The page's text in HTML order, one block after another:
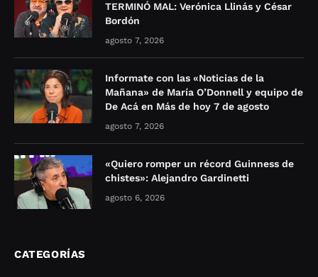
TERMINÓ MAL: Verónica Llinás y César
Bordón
agosto 7, 2026
Informate con las «Noticias de la
Mañana» de María O’Donnell y equipo de
De Acá en Más de hoy 7 de agosto
agosto 7, 2026
«Quiero romper un récord Guinness de
chistes»: Alejandro Gardinetti
agosto 6, 2026
CATEGORÍAS